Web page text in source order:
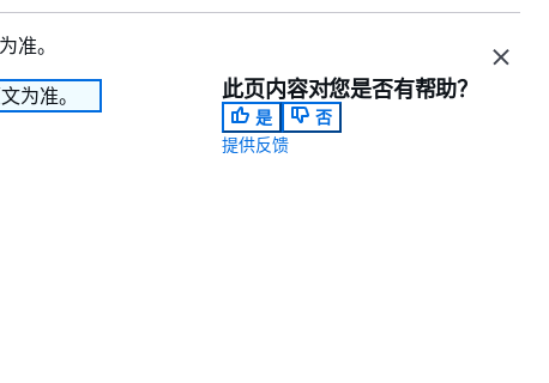
准。
为准。 此页内容对您是否有帮助？
是
否
提供反馈